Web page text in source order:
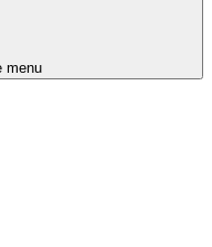
menu